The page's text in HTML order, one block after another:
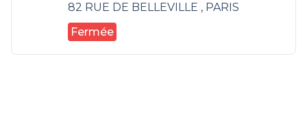
82 RUE DE BELLEVILLE , PARIS
Fermée